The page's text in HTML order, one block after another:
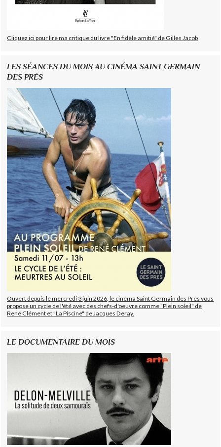
Cliquez ici pour lire ma critique du livre "En fidèle amitié" de Gilles Jacob
LES SÉANCES DU MOIS AU CINÉMA SAINT GERMAIN
DES PRÉS
Ouvert depuis le mercredi 3 juin 2026, le cinéma Saint Germain des Prés vous
propose un cycle de l'été avec des chefs-d'oeuvre comme "Plein soleil" de
René Clément et "La Piscine" de Jacques Deray.
LE DOCUMENTAIRE DU MOIS